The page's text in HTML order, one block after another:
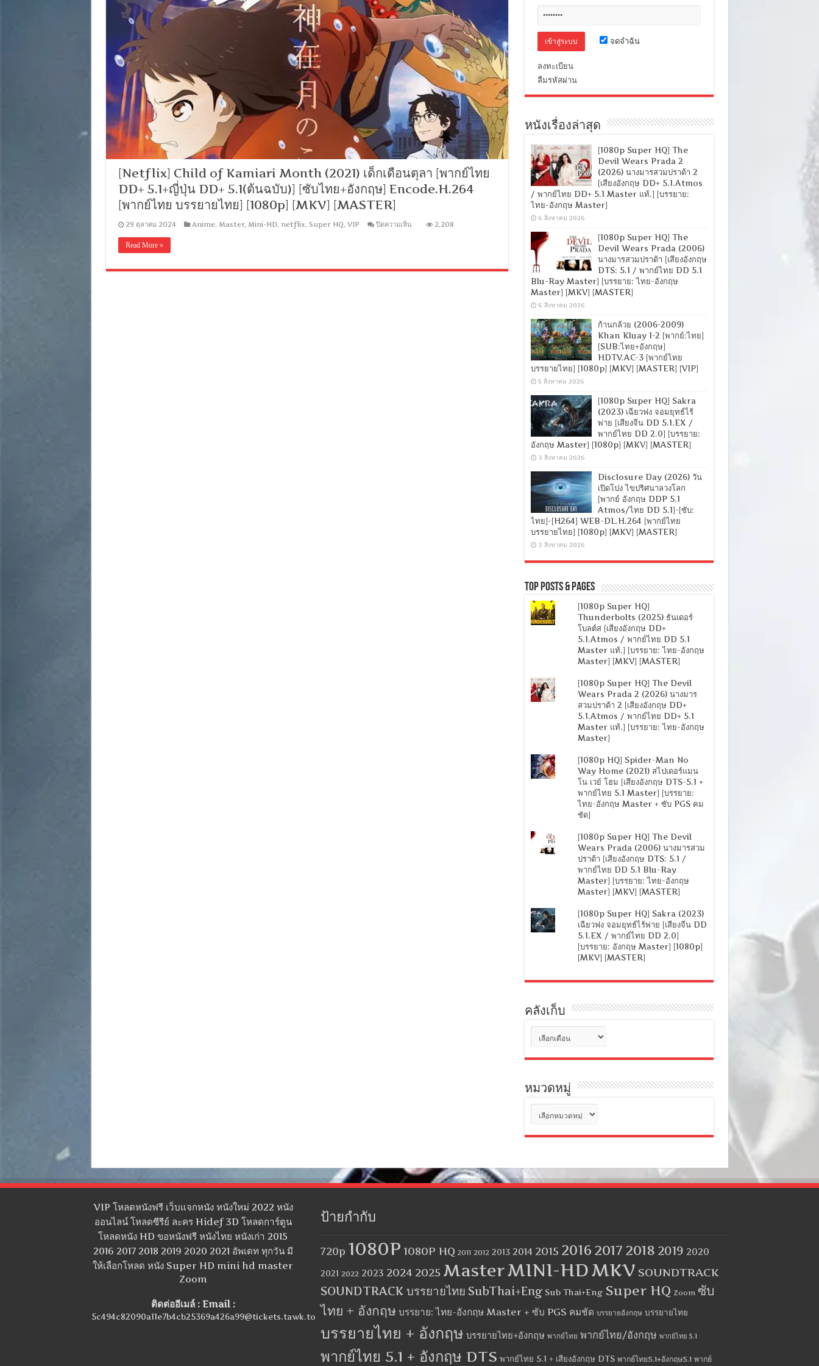
[Netflix] Child of Kamiari Month (2021) เด็กเดือนตุลา [พากย์ไทย
DD+ 5.1+ญี่ปุ่น DD+ 5.1(ต้นฉบับ)] [ซับไทย+อังกฤษ] Encode.H.264
[พากย์ไทย บรรยายไทย] [1080p] [MKV] [MASTER]
29 ตุลาคม 2024 Anime, Master, Mini-HD, netflix, Super HQ, VIP ปิดความเห็นบน
Month
2,208
Read More »
จดจำฉัน
ลงทะเบียน
ลืมรหัสผ่าน
หนังเรื่องล่าสุด
[1080p Super HQ] The
Devil Wears Prada 2
(2026) นางมารสวมปราด้า 2
[เสียงอังกฤษ DD+ 5.1.Atmos
/ พากย์ไทย DD+ 5.1 Master แท้.] [บรรยาย:
ไทย-อังกฤษ Master]
6 สิงหาคม 2026
[1080p Super HQ] The
Devil Wears Prada (2006)
นางมารสวมปราด้า [เสียงอังกฤษ
DTS: 5.1 / พากย์ไทย DD 5.1
Blu-Ray Master] [บรรยาย: ไทย-อังกฤษ
Master] [MKV] [MASTER]
6 สิงหาคม 2026
ก้านกล้วย (2006-2009)
Khan Kluay 1-2 [พากย์:ไทย]
[SUB:ไทย+อังกฤษ]
HDTV.AC-3 [พากย์ไทย
บรรยายไทย] [1080p] [MKV] [MASTER] [VIP]
5 สิงหาคม 2026
[1080p Super HQ] Sakra
(2023) เฉียวฟง จอมยุทธ์ไร้
พ่าย [เสียงจีน DD 5.1.EX /
พากย์ไทย DD 2.0] [บรรยาย:
อังกฤษ Master] [1080p] [MKV] [MASTER]
3 สิงหาคม 2026
Disclosure Day (2026) วัน
เปิดโปง ไขปริศนาลวงโลก
[พากย์ อังกฤษ DDP 5.1
Atmos/ไทย DD 5.1]-[ซับ:
ไทย]-[H264] WEB-DL.H.264 [พากย์ไทย
บรรยายไทย] [1080p] [MKV] [MASTER]
3 สิงหาคม 2026
Top Posts & Pages
[1080p Super HQ]
Thunderbolts (2025) ธันเดอร์
โบลต์ส [เสียงอังกฤษ DD+
5.1.Atmos / พากย์ไทย DD 5.1
Master แท้.] [บรรยาย: ไทย-อังกฤษ
Master] [MKV] [MASTER]
[1080p Super HQ] The Devil
Wears Prada 2 (2026) นางมาร
สวมปราด้า 2 [เสียงอังกฤษ DD+
5.1.Atmos / พากย์ไทย DD+ 5.1
Master แท้.] [บรรยาย: ไทย-อังกฤษ
Master]
[1080p HQ] Spider-Man No
Way Home (2021) สไปเดอร์แมน
โน เวย์ โฮม [เสียงอังกฤษ DTS-5.1 +
พากย์ไทย 5.1 Master] [บรรยาย:
ไทย-อังกฤษ Master + ซับ PGS คม
ชัด]
[1080p Super HQ] The Devil
Wears Prada (2006) นางมารสวม
ปราด้า [เสียงอังกฤษ DTS: 5.1 /
พากย์ไทย DD 5.1 Blu-Ray
Master] [บรรยาย: ไทย-อังกฤษ
Master] [MKV] [MASTER]
[1080p Super HQ] Sakra (2023)
เฉียวฟง จอมยุทธ์ไร้พ่าย [เสียงจีน DD
5.1.EX / พากย์ไทย DD 2.0]
[บรรยาย: อังกฤษ Master] [1080p]
[MKV] [MASTER]
คลังเก็บ
เก็บ
หมวดหมู่
หมู่
VIP โหลดหนังฟรี เว็บแจกหนัง หนังใหม่ 2022 หนัง
ออนไลน์ โหลดซีรีย์ ละคร Hidef 3D โหลดการ์ตูน
โหลดหนัง HD ขอหนังฟรี หนังไทย หนังเก่า 2015
2016 2017 2018 2019 2020 2021 อัพเดท ทุกวัน มี
ให้เลือกโหลด หนัง Super HD mini hd master
Zoom
ติดต่ออีเมล์ : Email :
5c494c82090a11e7b4cb25369a426a99@tickets.tawk.to
ป้ายกำกับ
720p 1080P 1080P HQ 2011 2012 2013 2014 2015 2016 2017 2018 2019 2020
2021 2022 2023 2024 2025 MasterMINI-HDMKV SOUNDTRACK
SOUNDTRACK บรรยายไทย SubThai+Eng Sub Thai+Eng Super HQ Zoom ซับ
ไทย + อังกฤษ บรรยาย: ไทย-อังกฤษ Master + ซับ PGS คมชัด บรรยายอังกฤษ บรรยายไทย
บรรยายไทย + อังกฤษ บรรยายไทย+อังกฤษ พากย์ไทย พากย์ไทย/อังกฤษ พากย์ไทย 5.1
พากย์ไทย 5.1 + อังกฤษ DTS พากย์ไทย 5.1 + เสียงอังกฤษ DTS พากย์ไทย5.1+อังกฤษ5.1 พากย์